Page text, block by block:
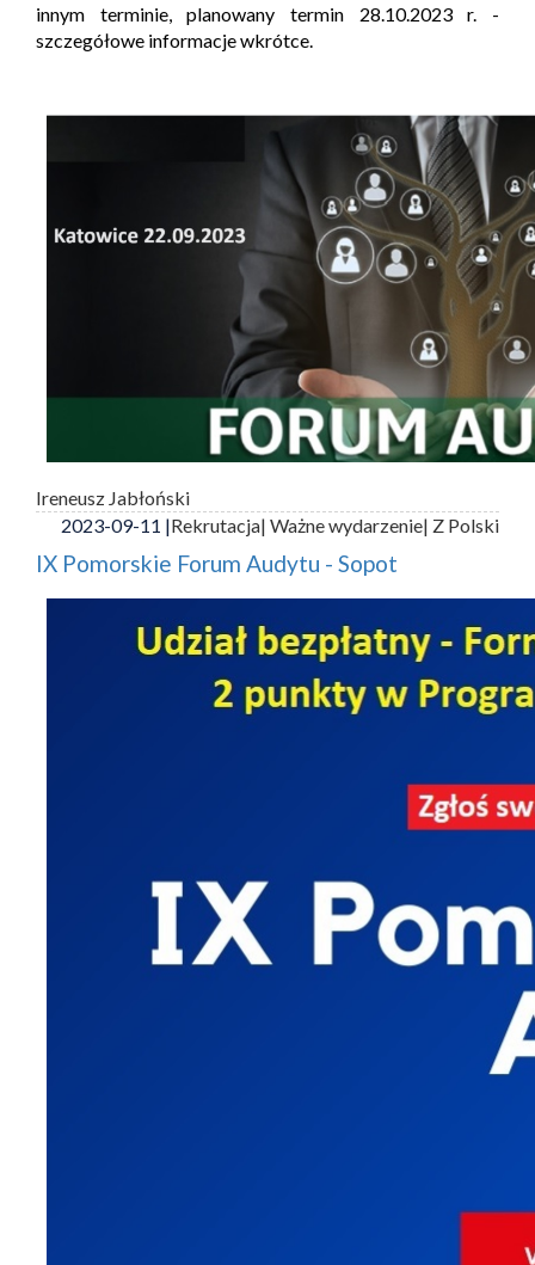
innym terminie, planowany termin 28.10.2023 r. -
szczegółowe informacje wkrótce.
Ireneusz Jabłoński
2023-09-11 |Rekrutacja| Ważne wydarzenie| Z Polski
IX Pomorskie Forum Audytu - Sopot